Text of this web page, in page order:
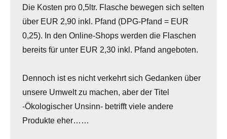
Die Kosten pro 0,5ltr. Flasche bewegen sich selten
über EUR 2,90 inkl. Pfand (DPG-Pfand = EUR
0,25). In den Online-Shops werden die Flaschen
bereits für unter EUR 2,30 inkl. Pfand angeboten.
Dennoch ist es nicht verkehrt sich Gedanken über
unsere Umwelt zu machen, aber der Titel
-Ökologischer Unsinn- betrifft viele andere
Produkte eher……